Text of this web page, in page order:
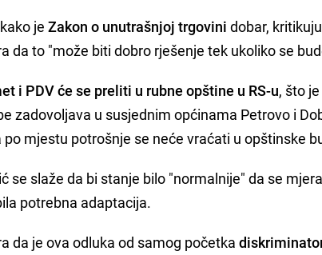
jeZakon o unutrašnjoj trgovini dobar,
da to "može biti dobro rješenje tek ukoliko se
i PDV će se preliti u rubne opštine u RS-u, što
zadovoljava u susjednim općinama Petrovo i
po mjestu potrošnje se neće vraćati u opštinske
se slaže da bi stanje bilo "normalnije" da se
potrebna adaptacija.
da je ova odluka od samog početka